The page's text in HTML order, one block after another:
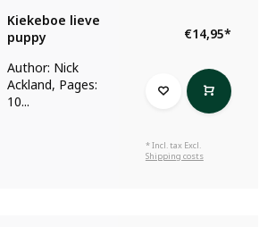
Kiekeboe lieve
puppy
Author: Nick
Ackland, Pages:
10...
€14,95*
* Incl. tax Excl.
Shipping costs